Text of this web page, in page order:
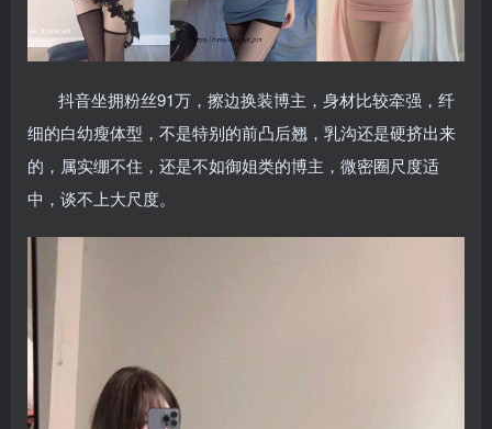
抖音坐拥粉丝91万，擦边换装博主，身材比较牵强，纤
细的白幼瘦体型，不是特别的前凸后翘，乳沟还是硬挤出来
的，属实绷不住，还是不如御姐类的博主，微密圈尺度适
中，谈不上大尺度。